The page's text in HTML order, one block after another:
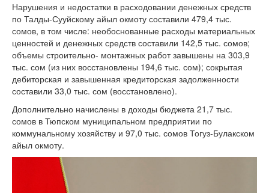
Нарушения и недостатки в расходовании денежных средств
по Талды-Сууйскому айыл окмоту составили 479,4 тыс.
сомов, в том числе: необоснованные расходы материальных
ценностей и денежных средств составили 142,5 тыс. сомов;
объемы строительно- монтажных работ завышены на 303,9
тыс. сом (из них восстановлены 194,6 тыс. сом); сокрытая
дебиторская и завышенная кредиторская задолженности
составили 33,0 тыс. сом (восстановлено).
Дополнительно начислены в доходы бюджета 21,7 тыс.
сомов в Тюпском муниципальном предприятии по
коммунальному хозяйству и 97,0 тыс. сомов Тогуз-Булакском
айыл окмоту.